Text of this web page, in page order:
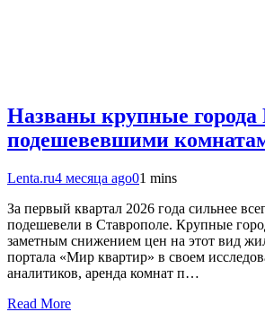
Названы крупные города
подешевевшими
Lenta.ru4 месяца ago01 mins
За первый квартал 2026 года сильнее
подешевели в Ставрополе. Крупные
заметным снижением цен на этот вид
портала «Мир квартир» в своем
аналитиков, аренда комнат п…
Read More